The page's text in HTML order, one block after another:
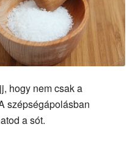
hogy nem csak a
szépségápolásban
a sót.